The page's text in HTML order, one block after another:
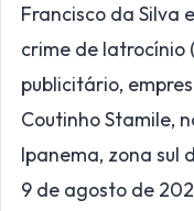
Francisco da Silva
crime de latrocínio
publicitário,
Coutinho Stamile,
Ipanema, zona sul
9 de agosto de